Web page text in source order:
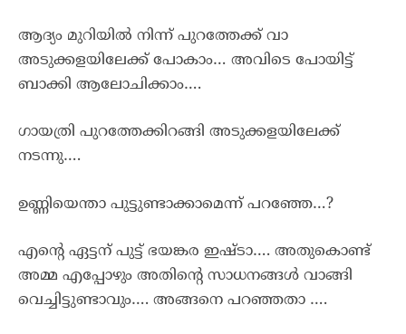
ആദ്യം മുറിയിൽ നിന്ന് പുറത്തേക്ക് വാ
അടുക്കളയിലേക്ക് പോകാം… അവിടെ പോയിട്ട്
ബാക്കി ആലോചിക്കാം….
ഗായത്രി പുറത്തേക്കിറങ്ങി അടുക്കളയിലേക്ക്
നടന്നു….
ഉണ്ണിയെന്താ പുട്ടുണ്ടാക്കാമെന്ന് പറഞ്ഞേ…?
എന്റെ ഏട്ടന് പുട്ട് ഭയങ്കര ഇഷ്ടാ…. അതുകൊണ്ട്
അമ്മ എപ്പോഴും അതിന്റെ സാധനങ്ങൾ വാങ്ങി
വെച്ചിട്ടുണ്ടാവും…. അങ്ങനെ പറഞ്ഞതാ ….